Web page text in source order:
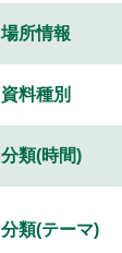
場所情報
資料種別
分類(時間)
分類(テーマ)